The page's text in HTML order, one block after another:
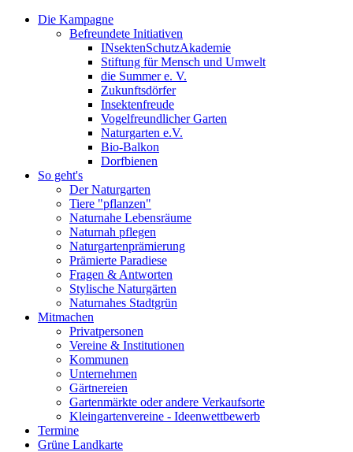
Die Kampagne
Befreundete Initiativen
INsektenSchutzAkademie
Stiftung für Mensch und Umwelt
die Summer e. V.
Zukunftsdörfer
Insektenfreude
Vogelfreundlicher Garten
Naturgarten e.V.
Bio-Balkon
Dorfbienen
So geht's
Der Naturgarten
Tiere "pflanzen"
Naturnahe Lebensräume
Naturnah pflegen
Naturgartenprämierung
Prämierte Paradiese
Fragen & Antworten
Stylische Naturgärten
Naturnahes Stadtgrün
Mitmachen
Privatpersonen
Vereine & Institutionen
Kommunen
Unternehmen
Gärtnereien
Gartenmärkte oder andere Verkaufsorte
Kleingartenvereine - Ideenwettbewerb
Termine
Grüne Landkarte